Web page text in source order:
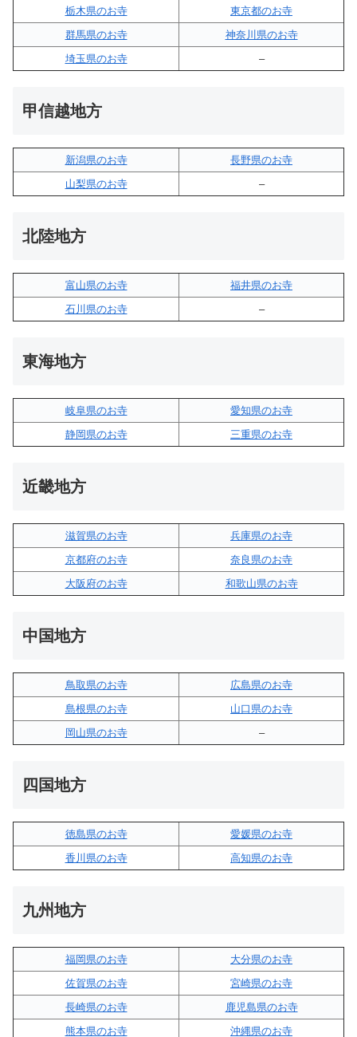
栃木県のお寺
東京都のお寺
群馬県のお寺
神奈川県のお寺
埼玉県のお寺
–
甲信越地方
新潟県のお寺
長野県のお寺
山梨県のお寺
–
北陸地方
富山県のお寺
福井県のお寺
石川県のお寺
–
東海地方
岐阜県のお寺
愛知県のお寺
静岡県のお寺
三重県のお寺
近畿地方
滋賀県のお寺
兵庫県のお寺
京都府のお寺
奈良県のお寺
大阪府のお寺
和歌山県のお寺
中国地方
鳥取県のお寺
広島県のお寺
島根県のお寺
山口県のお寺
岡山県のお寺
–
四国地方
徳島県のお寺
愛媛県のお寺
香川県のお寺
高知県のお寺
九州地方
福岡県のお寺
大分県のお寺
佐賀県のお寺
宮崎県のお寺
長崎県のお寺
鹿児島県のお寺
熊本県のお寺
沖縄県のお寺